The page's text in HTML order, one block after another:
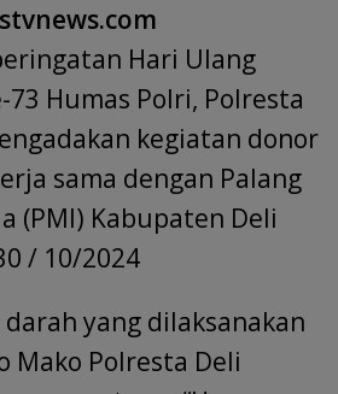
Hari Ulang
73 Humas Polri, Polresta
kegiatan donor
sama dengan Palang
(PMI) Kabupaten Deli
/ 10/2024
yang dilaksanakan
Mako Polresta Deli